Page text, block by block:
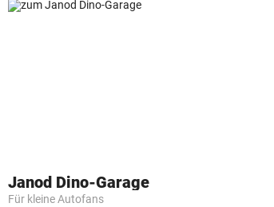
Janod Dino-Garage
Für kleine Autofans